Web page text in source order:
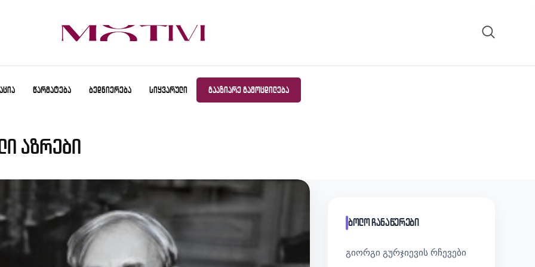
ᲬᲐᲠᲛᲐᲢᲔᲑᲐ ᲑᲔᲓᲜᲘᲔᲠᲔᲑᲐ ᲡᲘᲧᲕᲐᲠᲣᲚᲘ ᲒᲐᲐᲖᲘᲐᲠᲔ ᲒᲐᲛᲝᲪᲓᲘᲚᲔᲑᲐ
აზრები
ბოლო ჩანაწერები
გიორგი გურჯიევის რჩევები